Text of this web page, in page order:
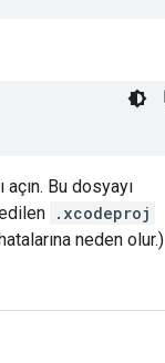
açın. Bu dosyayı
.xcodeproj
neden olur.)